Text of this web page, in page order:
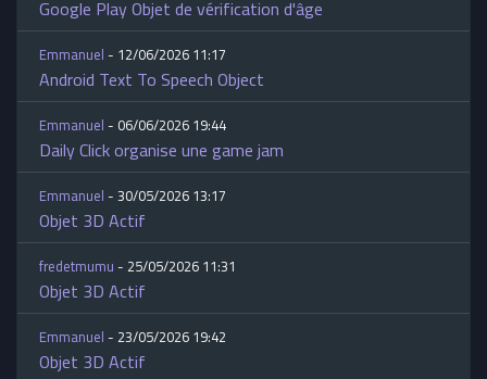
Google Play Objet de vérification d'âge
Emmanuel- 12/06/2026 11:17
Android Text To Speech Object
Emmanuel- 06/06/2026 19:44
Daily Click organise une game jam
Emmanuel- 30/05/2026 13:17
Objet 3D Actif
fredetmumu- 25/05/2026 11:31
Objet 3D Actif
Emmanuel- 23/05/2026 19:42
Objet 3D Actif